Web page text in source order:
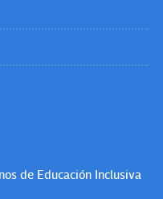
de Educación Inclusiva